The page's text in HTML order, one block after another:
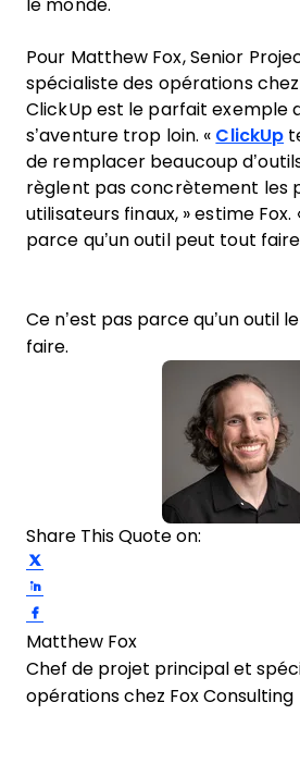
le monde.
Pour Matthew Fox, Senior
spécialiste des opérations chez
ClickUp est le parfait exemple
s’aventure trop loin. « ClickUp
de remplacer beaucoup
règlent pas concrètement les
utilisateurs finaux, » estime Fox.
parce qu’un outil peut tout faire
Ce n’est pas parce qu’un outil
faire.
Share This Quote on:
Matthew Fox
Chef de projet principal et
opérations chez Fox Consulting